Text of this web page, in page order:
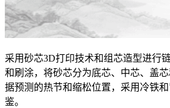
采用砂芯3D打印技术和组芯造型进行
和刷涂，将砂芯分为底芯、中芯、盖
据预测的热节和缩松位置，采用冷铁
鉴。